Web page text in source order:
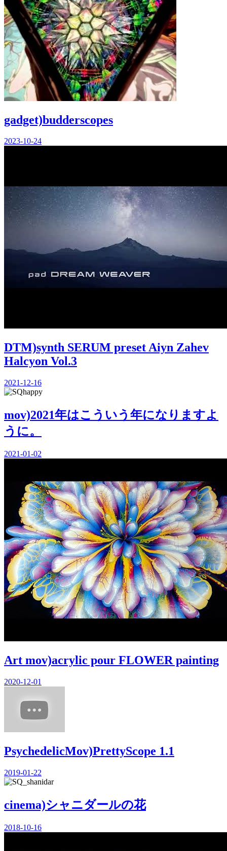
gadget)budderscopes
2023-10-24
DTM)synth SERUM preset Aiyn Zahev
Halcyon Vol.3
2021-12-16
mov)2021年はこういう年になりますよ
うに。
2021-01-02
Art mov)acrylic pour FLOWER painting
2020-12-01
PsychedelicMov)PrettyScope 1.1
2019-01-22
cinema)シャニダールの花
2018-10-16